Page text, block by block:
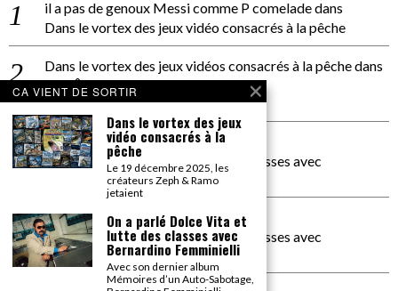
il a pas de genoux Messi comme P comeladedans
Dans le vortex des jeux vidéo consacrés à la pêche
Dans le vortex des jeux vidéos consacrés à la pêchedans
PACÔME THIELLEMENT
La séance d’Hip Gnose
La Patrie
dans
On a parlé Dolce Vita et lutte des classes avec
Bernardino Femminielli
carte noire negra à l'o tiededans
On a parlé Dolce Vita et lutte des classes avec
Bernardino Femminielli
CA VIENT DE SORTIR
Dans le vortex des jeux
vidéo consacrés à la
pêche
Le 19 décembre 2025, les
créateurs Zeph & Ramo
jetaient
On a parlé Dolce Vita et
lutte des classes avec
Bernardino Femminielli
Avec son dernier album
Mémoires d’un Auto-Sabotage,